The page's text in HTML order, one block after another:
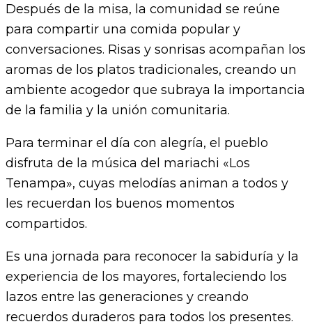
Después de la misa, la comunidad se reúne
para compartir una comida popular y
conversaciones. Risas y sonrisas acompañan los
aromas de los platos tradicionales, creando un
ambiente acogedor que subraya la importancia
de la familia y la unión comunitaria.
Para terminar el día con alegría, el pueblo
disfruta de la música del mariachi «Los
Tenampa», cuyas melodías animan a todos y
les recuerdan los buenos momentos
compartidos.
Es una jornada para reconocer la sabiduría y la
experiencia de los mayores, fortaleciendo los
lazos entre las generaciones y creando
recuerdos duraderos para todos los presentes.